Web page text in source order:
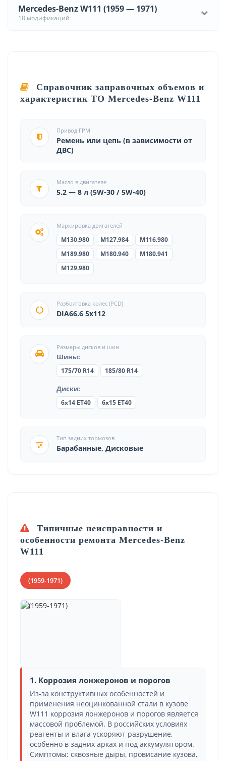
Mercedes-Benz W111 (1959 — 1971)
18 модификаций
Справочник заправочных объемов и
характеристик ТО Mercedes-Benz W111
Привод ГРМ
Ремень или цепь (в зависимости от
ДВС)
Масло в двигателе
5.2 — 8 л (5W-30 / 5W-40)
Маркировка двигателей
M130.980
M127.984
M116.980
M189.980
M180.940
M180.941
M129.980
Разболтовка колес (PCD)
DIA66.6 5x112
Размеры дисков и шин
Шины:
175/70 R14 185/80 R14
Диски:
6x14 ET40 6x15 ET40
Тип задних тормозов
Барабанные, Дисковые
Типичные неисправности и
особенности ремонта Mercedes-Benz
W111
(1959-1971)
1. Коррозия лонжеронов и порогов
Из-за конструктивных особенностей и
применения неоцинкованной стали в кузове
W111 коррозия лонжеронов и порогов является
массовой проблемой. В российских условиях
реагенты и влага ускоряют разрушение,
особенно в задних арках и под аккумулятором.
Симптомы: сквозные дыры, провисание кузова,